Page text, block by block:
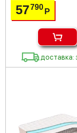
57790Р
доставка: